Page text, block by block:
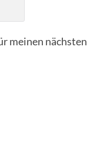
meinen nächsten